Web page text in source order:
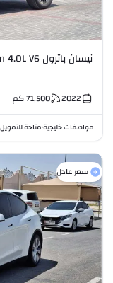
نيسان باترول SE platinum 4.0L V6
2022
71,500كم
مواصفات خليجية•متاحة للتمويل
سعر عادل